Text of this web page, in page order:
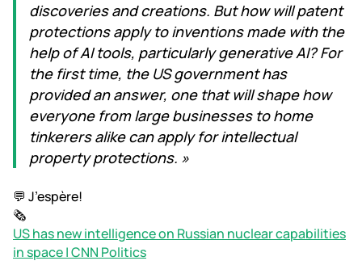
discoveries and creations. But how will patent
protections apply to inventions made with the
help of AI tools, particularly generative AI? For
the first time, the US government has
provided an answer, one that will shape how
everyone from large businesses to home
tinkerers alike can apply for intellectual
property protections. »
💬 J’espère!
🗞️
US has new intelligence on Russian nuclear capabilities
in space | CNN Politics